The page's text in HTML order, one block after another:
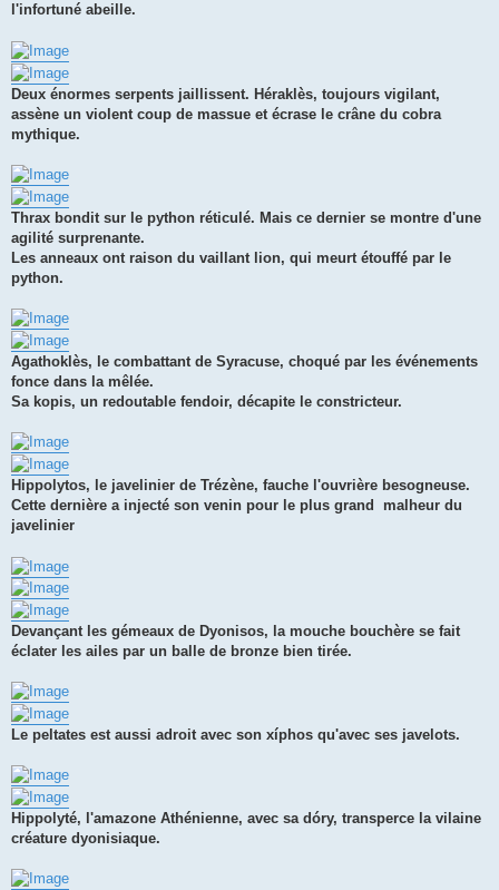
l'infortuné abeille.
Deux énormes serpents jaillissent. Héraklès, toujours vigilant,
assène un violent coup de massue et écrase le crâne du cobra
mythique.
Thrax bondit sur le python réticulé. Mais ce dernier se montre d'une
agilité surprenante.
Les anneaux ont raison du vaillant lion, qui meurt étouffé par le
python.
Agathoklès, le combattant de Syracuse, choqué par les événements
fonce dans la mêlée.
Sa kopis, un redoutable fendoir, décapite le constricteur.
Hippolytos, le javelinier de Trézène, fauche l'ouvrière besogneuse.
Cette dernière a injecté son venin pour le plus grand malheur du
javelinier
Devançant les gémeaux de Dyonisos, la mouche bouchère se fait
éclater les ailes par un balle de bronze bien tirée.
Le peltates est aussi adroit avec son xíphos qu'avec ses javelots.
Hippolyté, l'amazone Athénienne, avec sa dóry, transperce la vilaine
créature dyonisiaque.